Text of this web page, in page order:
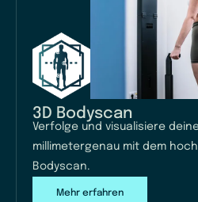
3D Bodyscan
Verfolge und visualisiere
millimetergenau mit dem
Bodyscan.
Mehr erfahren